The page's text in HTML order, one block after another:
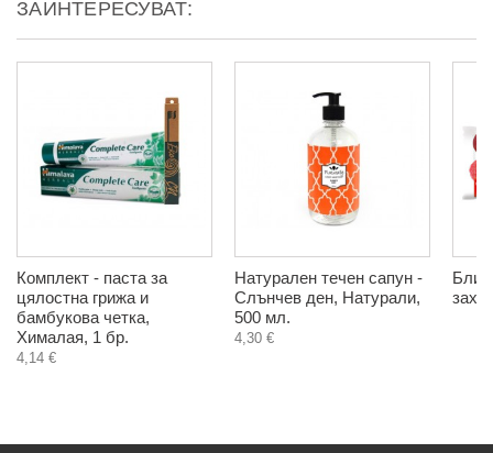
ЗАИНТЕРЕСУВАТ:
Комплект - паста за
цялостна грижа и
бамбукова четка,
Хималая, 1 бр.
4,14 €
Натурален течен сапун -
Слънчев ден, Натурали,
500 мл.
4,30 €